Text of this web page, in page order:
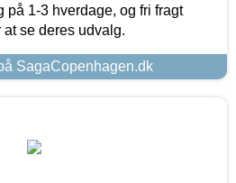
på 1-3 hverdage, og fri fragt
se deres udvalg.
SagaCopenhagen.dk